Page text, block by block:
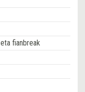
fianbreak